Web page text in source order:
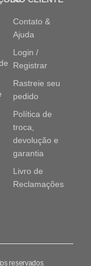
Contato &
Ajuda
Login /
Registrar
Rastreie seu
pedido
Política de
troca,
devolução e
garantia
Livro de
Reclamações
reservados